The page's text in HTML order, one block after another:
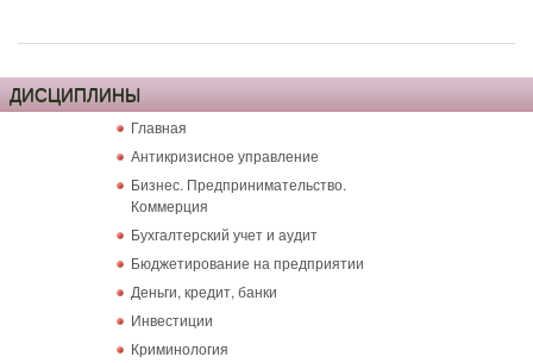
ДИСЦИПЛИНЫ
Главная
Антикризисное управление
Бизнес. Предпринимательство.
Коммерция
Бухгалтерский учет и аудит
Бюджетирование на предприятии
Деньги, кредит, банки
Инвестиции
Криминология